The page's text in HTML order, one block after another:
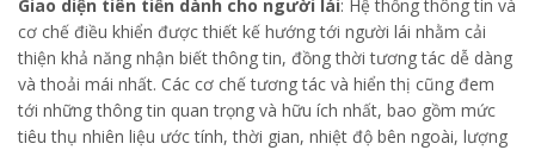
Giao diện tiên tiến dành cho người lái: Hệ thống thông tin và
cơ chế điều khiển được thiết kế hướng tới người lái nhằm cải
thiện khả năng nhận biết thông tin, đồng thời tương tác dễ dàng
và thoải mái nhất. Các cơ chế tương tác và hiển thị cũng đem
tới những thông tin quan trọng và hữu ích nhất, bao gồm mức
tiêu thụ nhiên liệu ước tính, thời gian, nhiệt độ bên ngoài, lượng